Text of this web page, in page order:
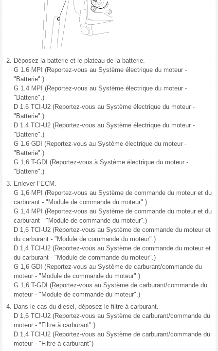
2. Déposez la batterie et le plateau de la batterie.
G 1.6 MPI (Reportez-vous au Système électrique du moteur -
"Batterie".)
G 1.4 MPI (Reportez-vous au Système électrique du moteur -
"Batterie".)
D 1.6 TCI-U2 (Reportez-vous au Système électrique du moteur -
"Batterie".)
D 1.4 TCI-U2 (Reportez-vous au Système électrique du moteur -
"Batterie".)
G 1.6 GDI (Reportez-vous au Système électrique du moteur -
"Batterie".)
G 1,6 T-GDI (Reportez-vous à Système électrique du moteur -
"Batterie".)
3. Enlever l´ECM.
G 1,6 MPI (Reportez-vous au Système de commande du moteur et du
carburant - "Module de commande du moteur".)
G 1,4 MPI (Reportez-vous au Système de commande du moteur et du
carburant - "Module de commande du moteur".)
D 1,6 TCI-U2 (Reportez-vous au Système de commande du moteur et
du carburant - "Module de commande du moteur".)
D 1,4 TCI-U2 (Reportez-vous au Système de commande du moteur et
du carburant - "Module de commande du moteur".)
G 1,6 GDI (Reportez-vous au Système de carburant/commande du
moteur - "Module de commande du moteur".)
G 1,6 T-GDI (Reportez-vous au Système de carburant/commande du
moteur - "Module de commande du moteur".)
4. Dans le cas du diesel, déposez le filtre à carburant.
D 1,6 TCI-U2 (Reportez-vous au Système de carburant/commande du
moteur - "Filtre à carburant".)
D 1,4 TCI-U2 (Reportez-vous au Système de carburant/commande du
moteur - "Filtre à carburant")